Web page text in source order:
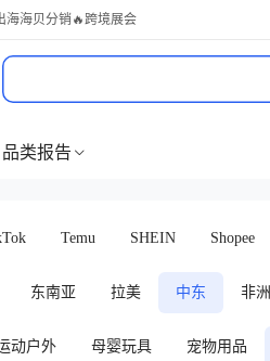
海海贝分销 🔥跨境展会
品类报告
Temu SHEIN Shopee
东南亚 拉美 中东 非洲
动户外 母婴玩具 宠物用品